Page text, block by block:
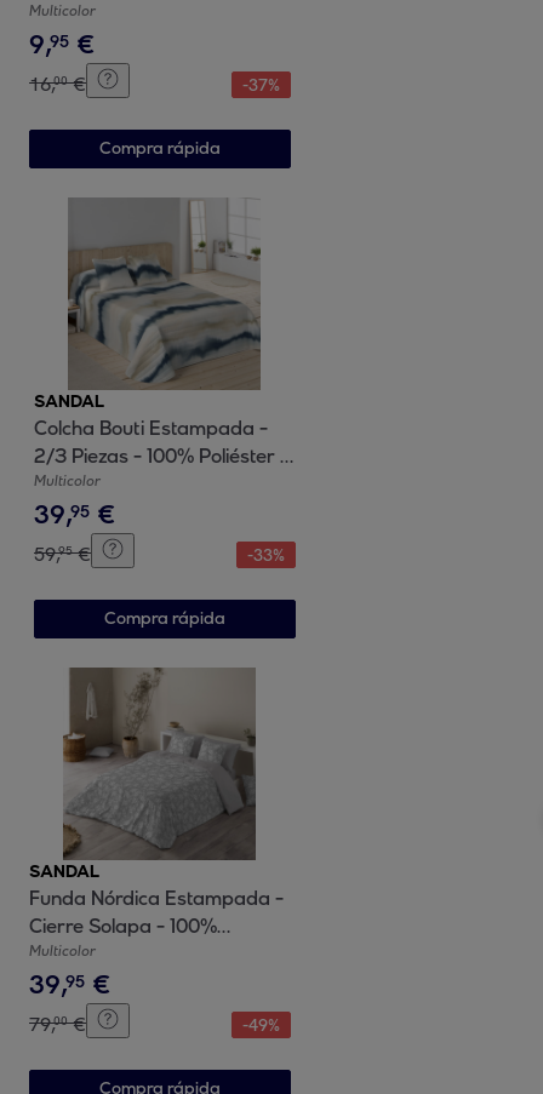
100% Algodón - Wakia Stone
Multicolor
9,95 €
16,00 € -37%
Compra rápida
SANDAL
Colcha Bouti Estampada -
2/3 Piezas - 100% Poliéster -
Microfibra - 70 gr/m² - Belix
Blue
Multicolor
39,95 €
59,95 € -33%
Compra rápida
SANDAL
Funda Nórdica Estampada -
Cierre Solapa - 100%
Algodón - Incluye 1/2 Fundas
de Almohada - Soft Leaves
Multicolor
39,95 €
79,00 € -49%
Compra rápida